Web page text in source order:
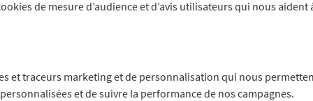
de mesure d’audience et d’avis utilisateurs qui nous
et traceurs marketing et de personnalisation qui nous
et de suivre la performance de nos campagnes.